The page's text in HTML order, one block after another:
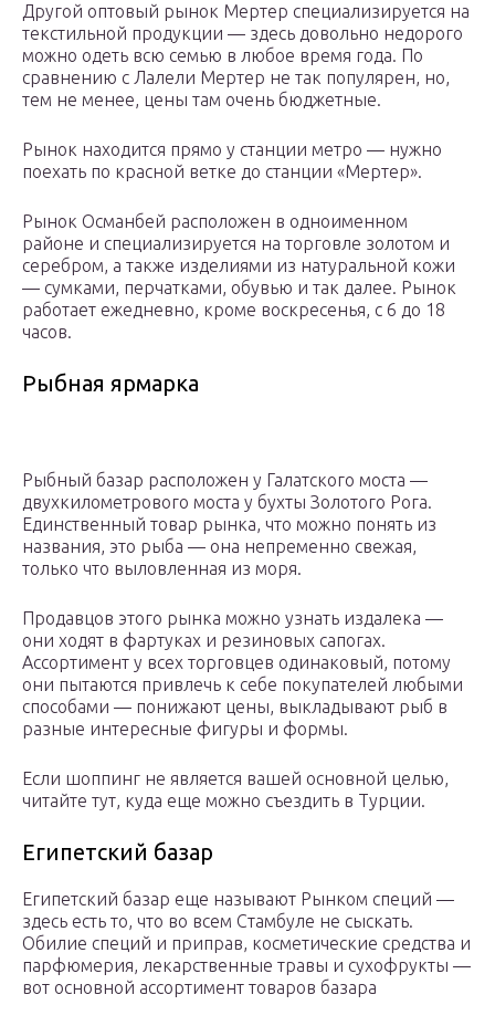
Другой оптовый рынок Мертер специализируется на
текстильной продукции — здесь довольно недорого
можно одеть всю семью в любое время года. По
сравнению с Лалели Мертер не так популярен, но,
тем не менее, цены там очень бюджетные.
Рынок находится прямо у станции метро — нужно
поехать по красной ветке до станции «Мертер».
Рынок Османбей расположен в одноименном
районе и специализируется на торговле золотом и
серебром, а также изделиями из натуральной кожи
— сумками, перчатками, обувью и так далее. Рынок
работает ежедневно, кроме воскресенья, с 6 до 18
часов.
Рыбная ярмарка
Рыбный базар расположен у Галатского моста —
двухкилометрового моста у бухты Золотого Рога.
Единственный товар рынка, что можно понять из
названия, это рыба — она непременно свежая,
только что выловленная из моря.
Продавцов этого рынка можно узнать издалека —
они ходят в фартуках и резиновых сапогах.
Ассортимент у всех торговцев одинаковый, потому
они пытаются привлечь к себе покупателей любыми
способами — понижают цены, выкладывают рыб в
разные интересные фигуры и формы.
Если шоппинг не является вашей основной целью,
читайте тут, куда еще можно съездить в Турции.
Египетский базар
Египетский базар еще называют Рынком специй —
здесь есть то, что во всем Стамбуле не сыскать.
Обилие специй и приправ, косметические средства и
парфюмерия, лекарственные травы и сухофрукты —
вот основной ассортимент товаров базара